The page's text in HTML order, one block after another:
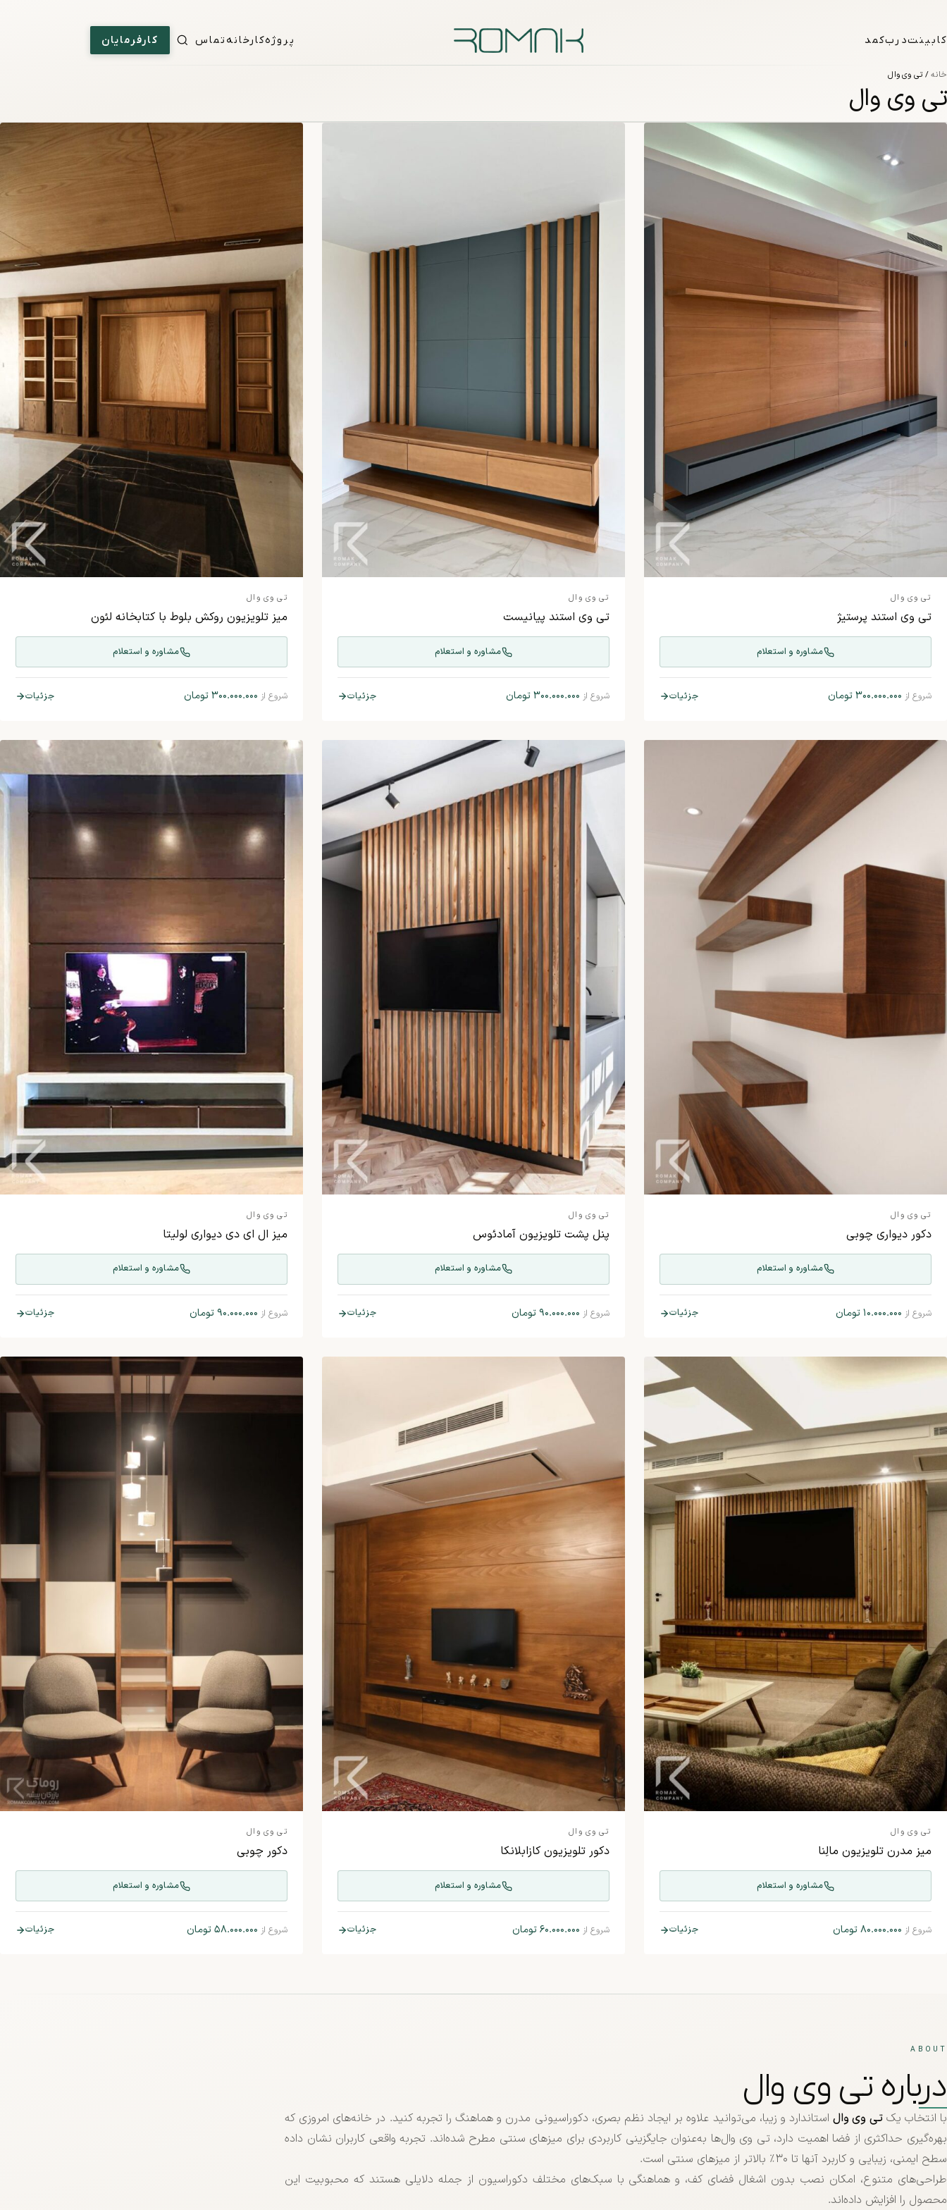
کابینتدربکمد پروژهکارخانه تماس کارفرمایان
خانه/ تی وی وال
تی وی وال
تی وی وال
تی وی استند پرستیژ
مشاوره و استعلام
شروع از ۳۰۰.۰۰۰.۰۰۰ تومان جزئیات
تی وی وال
تی وی استند پیانیست
مشاوره و استعلام
شروع از ۳۰۰.۰۰۰.۰۰۰ تومان جزئیات
تی وی وال
میز تلویزیون روکش بلوط با کتابخانه لئون
مشاوره و استعلام
شروع از ۳۰۰.۰۰۰.۰۰۰ تومان جزئیات
تی وی وال
دکور دیواری چوبی
مشاوره و استعلام
شروع از ۱۰.۰۰۰.۰۰۰ تومان جزئیات
تی وی وال
پنل پشت تلویزیون آمادئوس
مشاوره و استعلام
شروع از ۹۰.۰۰۰.۰۰۰ تومان جزئیات
تی وی وال
میز ال ای دی دیواری لولیتا
مشاوره و استعلام
شروع از ۹۰.۰۰۰.۰۰۰ تومان جزئیات
تی وی وال
میز مدرن تلویزیون مالِنا
مشاوره و استعلام
شروع از ۸۰.۰۰۰.۰۰۰ تومان جزئیات
تی وی وال
دکور تلویزیون کازابلانکا
مشاوره و استعلام
شروع از ۶۰.۰۰۰.۰۰۰ تومان جزئیات
تی وی وال
دکور چوبی
مشاوره و استعلام
شروع از ۵۸.۰۰۰.۰۰۰ تومان جزئیات
ABOUT
درباره تی وی وال
با انتخاب یکتی وی والاستاندارد و زیبا، می‌توانید علاوه بر ایجاد نظم بصری، دکوراسیونی مدرن و هماهنگ را تجربه کنید. در خانه‌های امروزی که
بهره‌گیری حداکثری از فضا اهمیت دارد، تی وی وال‌ها به‌عنوان جایگزینی کاربردی برای میزهای سنتی مطرح شده‌اند. تجربه واقعی کاربران نشان داده
سطح ایمنی، زیبایی و کاربرد آنها تا ۳۰٪ بالاتر از میزهای سنتی است.
طراحی‌های متنوع، امکان نصب بدون اشغال فضای کف، و هماهنگی با سبک‌های مختلف دکوراسیون از جمله دلایلی هستند که محبوبیت این
محصول را افزایش داده‌اند.